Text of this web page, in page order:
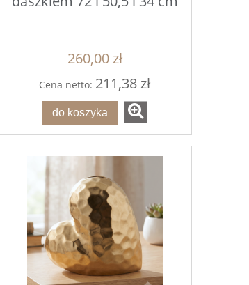
260,00 zł
Cena netto: 211,38 zł
do koszyka